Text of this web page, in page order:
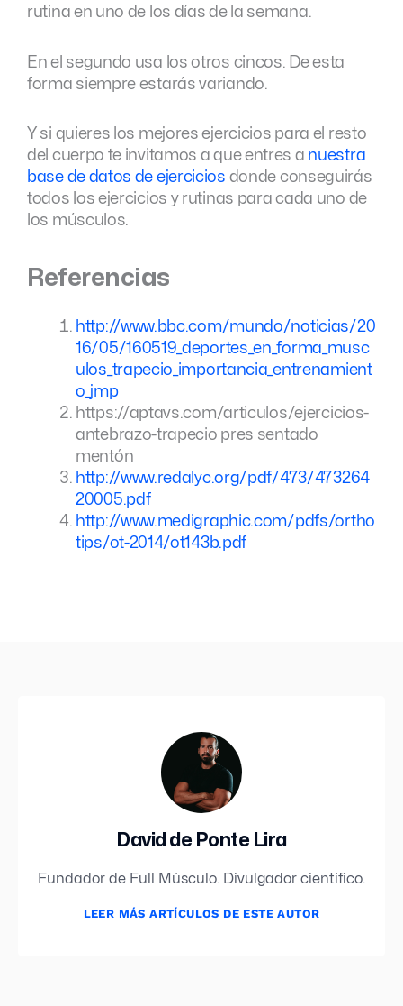
rutina en uno de los días de la semana.
En el segundo usa los otros cincos. De esta
forma siempre estarás variando.
Y si quieres los mejores ejercicios para el resto
del cuerpo te invitamos a que entres a nuestra
base de datos de ejercicios donde conseguirás
todos los ejercicios y rutinas para cada uno de
los músculos.
Referencias
http://www.bbc.com/mundo/noticias/20
16/05/160519_deportes_en_forma_musc
ulos_trapecio_importancia_entrenamient
o_jmp
https://aptavs.com/articulos/ejercicios-
antebrazo-trapecio pres sentado
mentón
http://www.redalyc.org/pdf/473/473264
20005.pdf
http://www.medigraphic.com/pdfs/ortho
tips/ot-2014/ot143b.pdf
David de Ponte Lira
Fundador de Full Músculo. Divulgador científico.
LEER MÁS ARTÍCULOS DE ESTE AUTOR